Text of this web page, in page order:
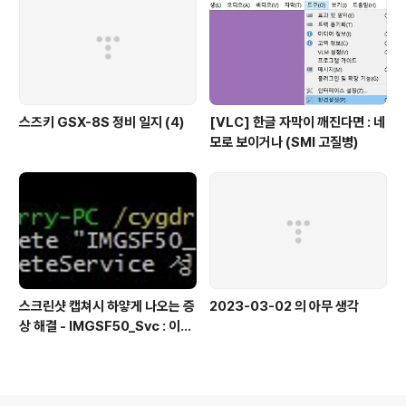
스즈키 GSX-8S 정비 일지 (4)
[VLC] 한글 자막이 깨진다면 : 네
모로 보이거나 (SMI 고질병)
스크린샷 캡쳐시 하얗게 나오는 증
상 해결 - IMGSF50_Svc : 이미
2023-03-02 의 아무 생각